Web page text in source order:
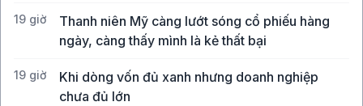
19 giờ
Thanh niên Mỹ càng lướt sóng cổ phiếu hàng
ngày, càng thấy mình là kẻ thất bại
19 giờ
Khi dòng vốn đủ xanh nhưng doanh nghiệp
chưa đủ lớn